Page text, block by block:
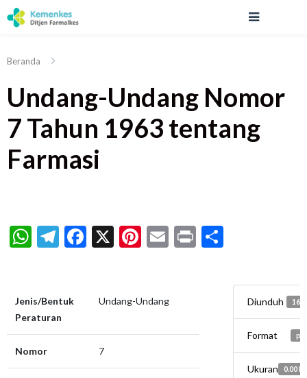
Beranda
Undang-Undang Nomor
7 Tahun 1963 tentang
Farmasi
WhatsApp
Telegram
Facebook
X Pinterest
Email
Print
Jenis/Bentuk
Peraturan
Undang-Undang
Nomor 7
Diunduh
Format
Ukuran 0.00